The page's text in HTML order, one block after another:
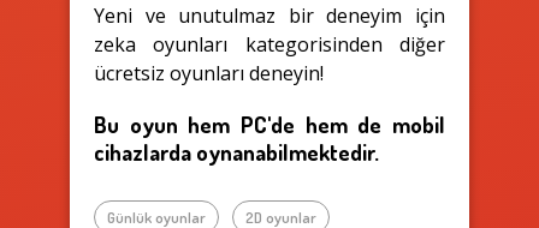
Yeni ve unutulmaz bir deneyim için
zeka oyunları kategorisinden diğer
ücretsiz oyunları deneyin!
Bu oyun hem PC'de hem de mobil
cihazlarda oynanabilmektedir.
Günlük oyunlar 2D oyunlar